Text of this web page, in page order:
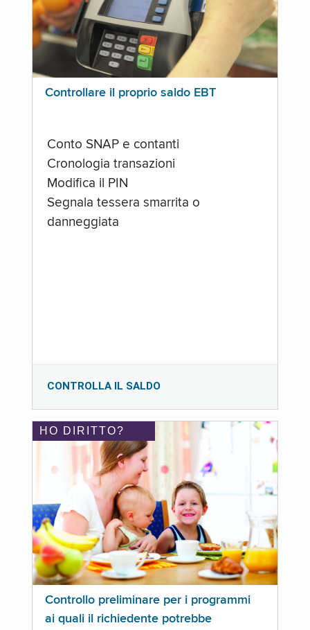
Controllare il proprio saldo EBT
Conto SNAP e contanti
Cronologia transazioni
Modifica il PIN
Segnala tessera smarrita o
danneggiata
CONTROLLA IL SALDO
HO DIRITTO?
Controllo preliminare per i programmi
ai quali il richiedente potrebbe